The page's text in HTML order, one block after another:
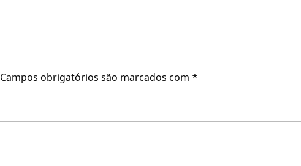
Campos obrigatórios são marcados com *